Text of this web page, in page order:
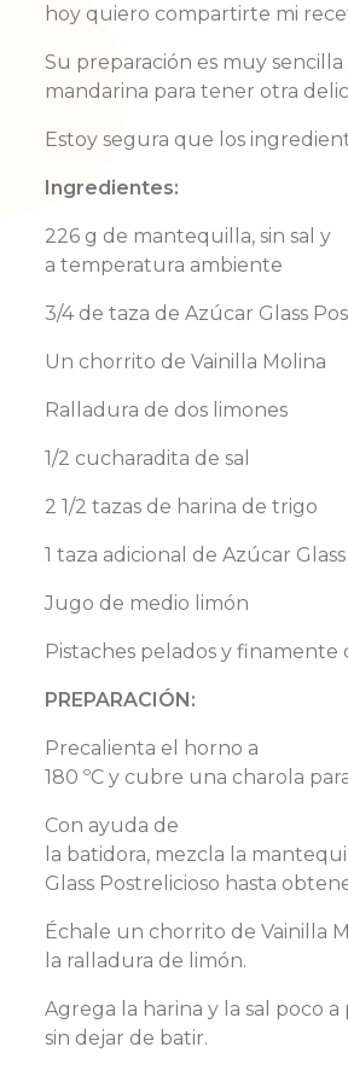
hoy quiero compartirte mi
Su preparación es muy sencilla
mandarina paratener otra
Estoy segura que los
Ingredientes:
226 g de mantequilla, sinsal y
atemperatura ambiente
3/4 detaza de Azúcar Glass
Un chorrito deVainilla Molina
Ralladura de dos limones
1/2 cucharadita desal
2 1/2tazas de harina de trigo
1taza adicional de Azúcar Glass
Jugo de medio limón
Pistaches pelados yfinamente
PREPARACIÓN:
Precalienta el horno a
180ºC y cubre una charola
Con ayuda de
la batidora, mezcla la
Glass Postrelicioso hasta
Échale un chorrito deVainilla
la ralladura de limón.
Agrega la harina y lasal poco a
sin dejar de batir.